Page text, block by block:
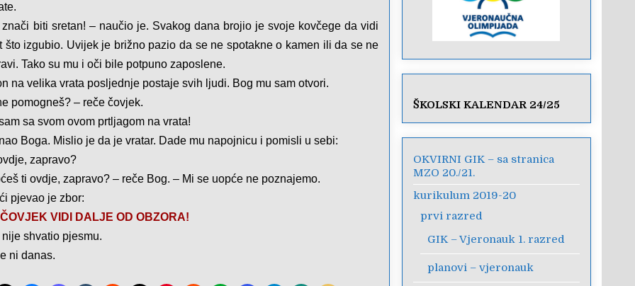
biti sretan! – naučio je. Svakog dana brojio je svoje kovčege da vidi
što izgubio. Uvijek je brižno pazio da se ne spotakne o kamen ili da se ne
Tako su mu i oči bile potpuno zaposlene.
na velika vrata posljednje postaje svih ljudi. Bog mu sam otvori.
pomogneš? – reče čovjek.
sa svom ovom prtljagom na vrata!
Boga. Mislio je da je vratar. Dade mu napojnicu i pomisli u sebi:
zapravo?
ti ovdje, zapravo? – reče Bog. – Mi se uopće ne poznajemo.
pjevao je zbor:
VIDI DALJE OD OBZORA!
shvatio pjesmu.
ni danas.
ŠKOLSKI KALENDAR 24/25
OKVIRNI GIK – sa stranica
MZO 20./21.
kurikulum 2019-20
prvi razred
GIK – Vjeronauk 1. razred
planovi – vjeronauk